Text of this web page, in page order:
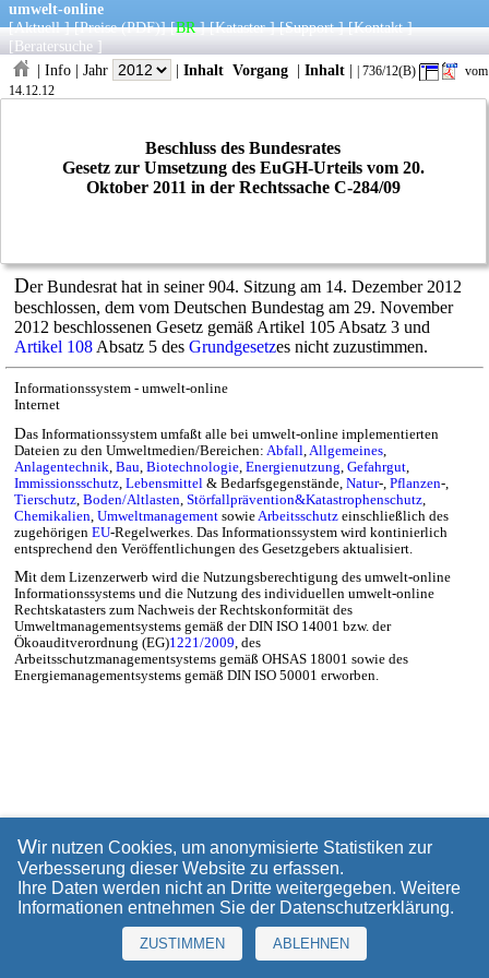
umwelt-online
[Aktuell] [Preise (PDF)] [BR] [Kataster] [Support] [Kontakt]
[ Beratersuche ]
| Info | Jahr | Inhalt Vorgang | Inhalt | | 736/12(B)
vom
14.12.12
Beschluss des Bundesrates
Gesetz zur Umsetzung des EuGH-Urteils vom 20.
Oktober 2011 in der Rechtssache C-284/09
Der Bundesrat hat in seiner 904. Sitzung am 14. Dezember 2012
beschlossen, dem vom Deutschen Bundestag am 29. November
2012 beschlossenen Gesetz gemäß Artikel 105 Absatz 3 und
Artikel 108 Absatz 5 desGrundgesetzes nicht zuzustimmen.
Informationssystem - umwelt-online
Internet
Das Informationssystem umfaßt alle bei umwelt-online implementierten
Dateien zu den Umweltmedien/Bereichen: Abfall Allgemeines,
Anlagentechnik Bau Biotechnologie, Energienutzung Gefahrgut,
Immissionsschutz, Lebensmittel & Bedarfsgegenstände, Natur-, Pflanzen-,
Tierschutz, Boden/Altlasten Störfallprävention&Katastrophenschutz,
Chemikalien Umweltmanagementsowie Arbeitsschutzeinschließlich des
zugehörigen EU-Regelwerkes. Das Informationssystem wird kontinierlich
entsprechend den Veröffentlichungen des Gesetzgebers aktualisiert.
Mit dem Lizenzerwerb wird die Nutzungsberechtigung des umwelt-online
Informationssystems und die Nutzung des individuellen umwelt-online
Rechtskatasters zum Nachweis der Rechtskonformität des
Umweltmanagementsystems gemäß der DIN ISO 14001 bzw. der
Ökoauditverordnung (EG)1221/2009, des
Arbeitsschutzmanagementsystems gemäß OHSAS 18001 sowie des
Energiemanagementsystems gemäß DIN ISO 50001 erworben.
Wir nutzen Cookies, um anonymisierte Statistiken zur
Verbesserung dieser Website zu erfassen.
Ihre Daten werden nicht an Dritte weitergegeben. Weitere
Informationen entnehmen Sie der Datenschutzerklärung.
ZUSTIMMEN ABLEHNEN